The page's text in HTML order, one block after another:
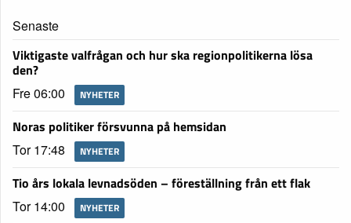
Senaste
Viktigaste valfrågan och hur ska regionpolitikerna lösa
den?
Fre 06:00 NYHETER
Noras politiker försvunna på hemsidan
Tor 17:48 NYHETER
Tio års lokala levnadsöden – föreställning från ett flak
Tor 14:00 NYHETER